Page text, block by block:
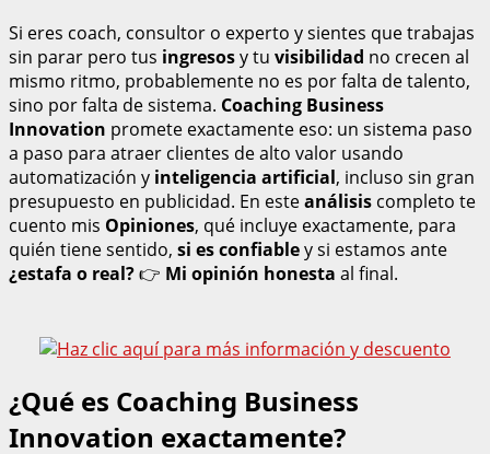
Si eres coach, consultor o experto y sientes que trabajas
sin parar pero tus ingresosy tu visibilidad no crecen al
mismo ritmo, probablemente no es por falta de talento,
sino por falta de sistema. Coaching Business
Innovation promete exactamente eso: un sistema paso
a paso para atraer clientes de alto valor usando
automatización y inteligencia artificial, incluso sin gran
presupuesto en publicidad. En esteanálisis completo te
cuento mis Opiniones, qué incluye exactamente, para
quién tiene sentido, si es confiabley si estamos ante
¿estafa o real?👉 Mi opinión honesta al final.
¿Qué es Coaching Business
Innovation exactamente?